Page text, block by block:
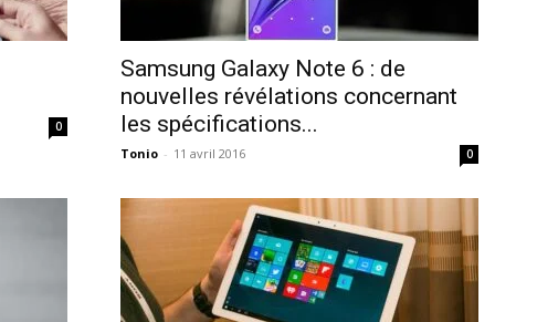
0
Samsung Galaxy Note 6 : de
nouvelles révélations concernant
les spécifications...
Tonio - 11 avril 2016 0